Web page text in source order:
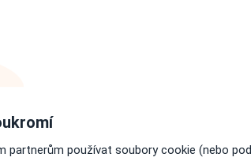
Online rezervace termínu není k
partnerům používat soubory cookie (nebo